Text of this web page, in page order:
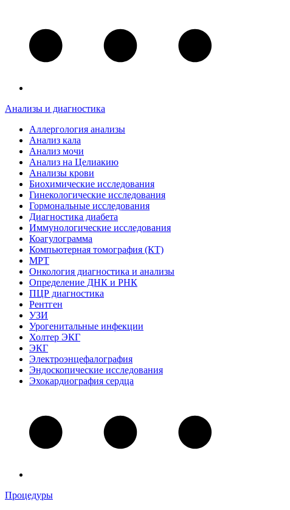
Анализы и диагностика
Аллергология анализы
Анализ кала
Анализ мочи
Анализ на Целиакию
Анализы крови
Биохимические исследования
Гинекологические исследования
Гормональные исследования
Диагностика диабета
Иммунологические исследования
Коагулограмма
Компьютерная томография (КТ)
МРТ
Онкология диагностика и анализы
Определение ДНК и РНК
ПЦР диагностика
Рентген
УЗИ
Урогенитальные инфекции
Холтер ЭКГ
ЭКГ
Электроэнцефалография
Эндоскопические исследования
Эхокардиография сердца
Процедуры